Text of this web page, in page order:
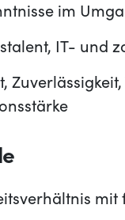
im
IT- und